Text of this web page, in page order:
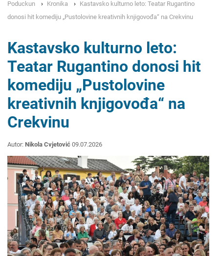
Poduckun Kronika
Kastavsko kulturno leto: Teatar Rugantino
donosi hit komediju „Pustolovine kreativnih knjigovođa“ na Crekvinu
Kastavsko kulturno leto:
Teatar Rugantino donosi hit
komediju „Pustolovine
kreativnih knjigovođa“ na
Crekvinu
Autor: Nikola Cvjetović 09.07.2026